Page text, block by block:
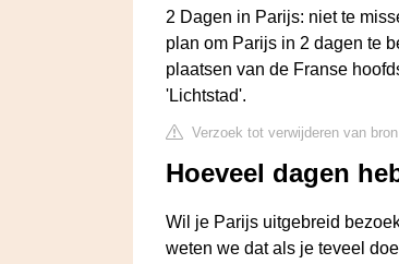
2 Dagen in Parijs: niet te
plan om Parijs in 2 dagen te
plaatsen van de Franse
'Lichtstad'.
Verzoek tot verwijderen van bron
Hoeveel dagen
Wil je Parijs uitgebreid
weten we dat als je teveel